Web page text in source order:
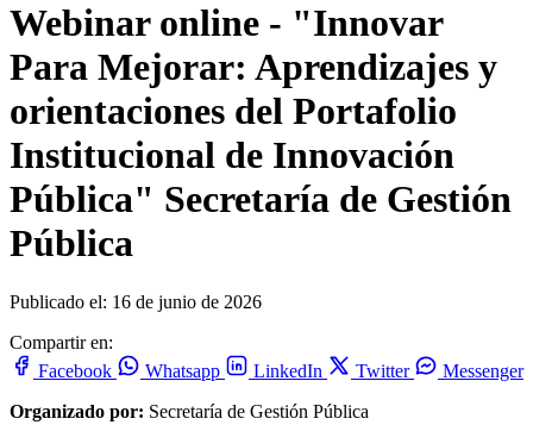
Webinar online - "Innovar
Para Mejorar: Aprendizajes y
orientaciones del Portafolio
Institucional de Innovación
Pública" Secretaría de Gestión
Pública
Publicado el: 16 de junio de 2026
Compartir en:
Facebook
Whatsapp LinkedIn Twitter
Messenger
Organizado por: Secretaría de Gestión Pública